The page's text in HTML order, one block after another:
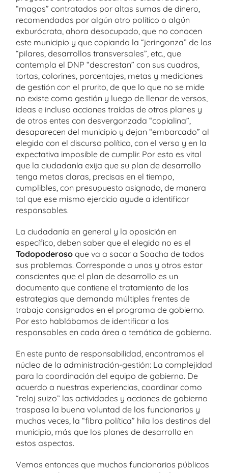
“magos” contratados por altas sumas de dinero,
recomendados por algún otro político o algún
exburócrata, ahora desocupado, que no conocen
este municipio y que copiando la “jeringonza” de los
“pilares, desarrollos transversales”, etc., que
contempla el DNP “descrestan” con sus cuadros,
tortas, colorines, porcentajes, metas y mediciones
de gestión con el prurito, de que lo que no se mide
no existe como gestión y luego de llenar de versos,
ideas e incluso acciones traídas de otros planes y
de otros entes con desvergonzada “copialina”,
desaparecen del municipio y dejan “embarcado” al
elegido con el discurso político, con el verso y en la
expectativa imposible de cumplir. Por esto es vital
que la ciudadanía exija que su plan de desarrollo
tenga metas claras, precisas en el tiempo,
cumplibles, con presupuesto asignado, de manera
tal que ese mismo ejercicio ayude a identificar
responsables.
La ciudadanía en general y la oposición en
específico, deben saber que el elegido no es el
Todopoderoso que va a sacar a Soacha de todos
sus problemas. Corresponde a unos y otros estar
conscientes que el plan de desarrollo es un
documento que contiene el tratamiento de las
estrategias que demanda múltiples frentes de
trabajo consignados en el programa de gobierno.
Por esto hablábamos de identificar a los
responsables en cada área o temática de gobierno.
En este punto de responsabilidad, encontramos el
núcleo de la administración-gestión: La complejidad
para la coordinación del equipo de gobierno. De
acuerdo a nuestras experiencias, coordinar como
“reloj suizo” las actividades y acciones de gobierno
traspasa la buena voluntad de los funcionarios y
muchas veces, la “fibra política” hila los destinos del
municipio, más que los planes de desarrollo en
estos aspectos.
Vemos entonces que muchos funcionarios públicos